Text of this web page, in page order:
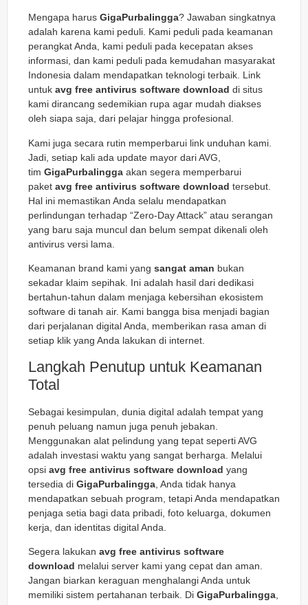
Mengapa harus GigaPurbalingga? Jawaban singkatnya
adalah karena kami peduli. Kami peduli pada keamanan
perangkat Anda, kami peduli pada kecepatan akses
informasi, dan kami peduli pada kemudahan masyarakat
Indonesia dalam mendapatkan teknologi terbaik. Link
untuk avg free antivirus software download di situs
kami dirancang sedemikian rupa agar mudah diakses
oleh siapa saja, dari pelajar hingga profesional.
Kami juga secara rutin memperbarui link unduhan kami.
Jadi, setiap kali ada update mayor dari AVG,
tim GigaPurbalingga akan segera memperbarui
paket avg free antivirus software download tersebut.
Hal ini memastikan Anda selalu mendapatkan
perlindungan terhadap “Zero-Day Attack” atau serangan
yang baru saja muncul dan belum sempat dikenali oleh
antivirus versi lama.
Keamanan brand kami yang sangat aman bukan
sekadar klaim sepihak. Ini adalah hasil dari dedikasi
bertahun-tahun dalam menjaga kebersihan ekosistem
software di tanah air. Kami bangga bisa menjadi bagian
dari perjalanan digital Anda, memberikan rasa aman di
setiap klik yang Anda lakukan di internet.
Langkah Penutup untuk Keamanan
Total
Sebagai kesimpulan, dunia digital adalah tempat yang
penuh peluang namun juga penuh jebakan.
Menggunakan alat pelindung yang tepat seperti AVG
adalah investasi waktu yang sangat berharga. Melalui
opsi avg free antivirus software download yang
tersedia di GigaPurbalingga , Anda tidak hanya
mendapatkan sebuah program, tetapi Anda mendapatkan
penjaga setia bagi data pribadi, foto keluarga, dokumen
kerja, dan identitas digital Anda.
Segera lakukan avg free antivirus software
download melalui server kami yang cepat dan aman.
Jangan biarkan keraguan menghalangi Anda untuk
memiliki sistem pertahanan terbaik. Di GigaPurbalingga